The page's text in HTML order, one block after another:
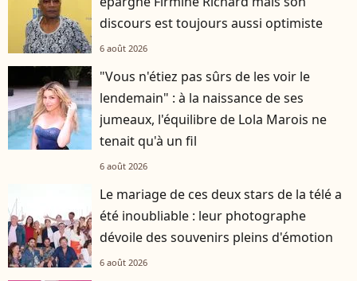
discours est toujours aussi optimiste
6 août 2026
"Vous n'étiez pas sûrs de les voir le
lendemain" : à la naissance de ses
jumeaux, l'équilibre de Lola Marois ne
tenait qu'à un fil
6 août 2026
Le mariage de ces deux stars de la télé a
été inoubliable : leur photographe
dévoile des souvenirs pleins d'émotion
6 août 2026